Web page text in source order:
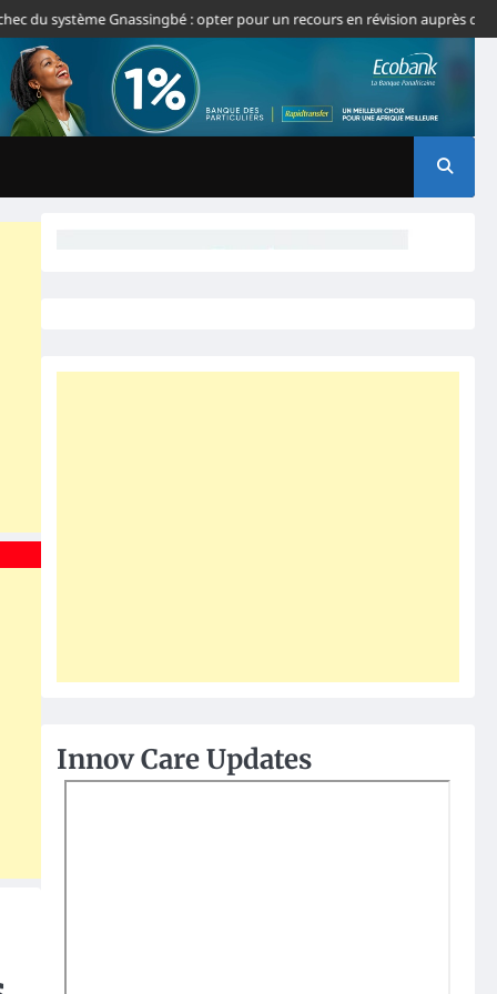
Gnassingbé : opter pour un recours en révision auprès de la CJ-
Innov Care Updates